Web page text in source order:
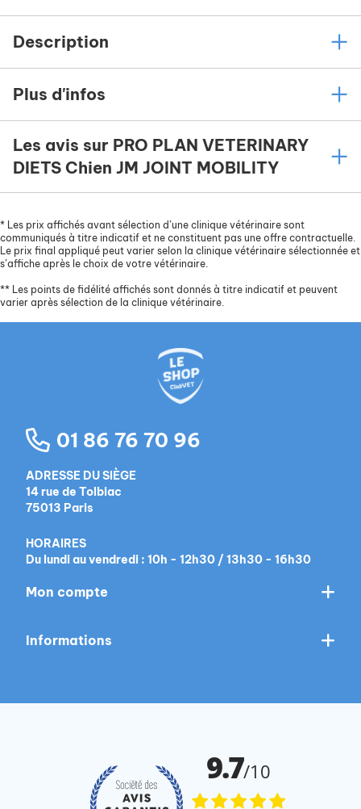
Description
Plus d'infos
Les avis sur PRO PLAN VETERINARY
DIETS Chien JM JOINT MOBILITY
* Les prix affichés avant sélection d’une clinique vétérinaire sont
communiqués à titre indicatif et ne constituent pas une offre contractuelle.
Le prix final appliqué peut varier selon la clinique vétérinaire sélectionnée et
s’affiche après le choix de votre vétérinaire.
** Les points de fidélité affichés sont donnés à titre indicatif et peuvent
varier après sélection de la clinique vétérinaire.
01 86 76 70 96
ADRESSE DU SIÈGE
14 rue de Tolbiac
75013 Paris
HORAIRES
Du lundi au vendredi : 10h - 12h30 / 13h30 - 16h30
Mon compte
Informations